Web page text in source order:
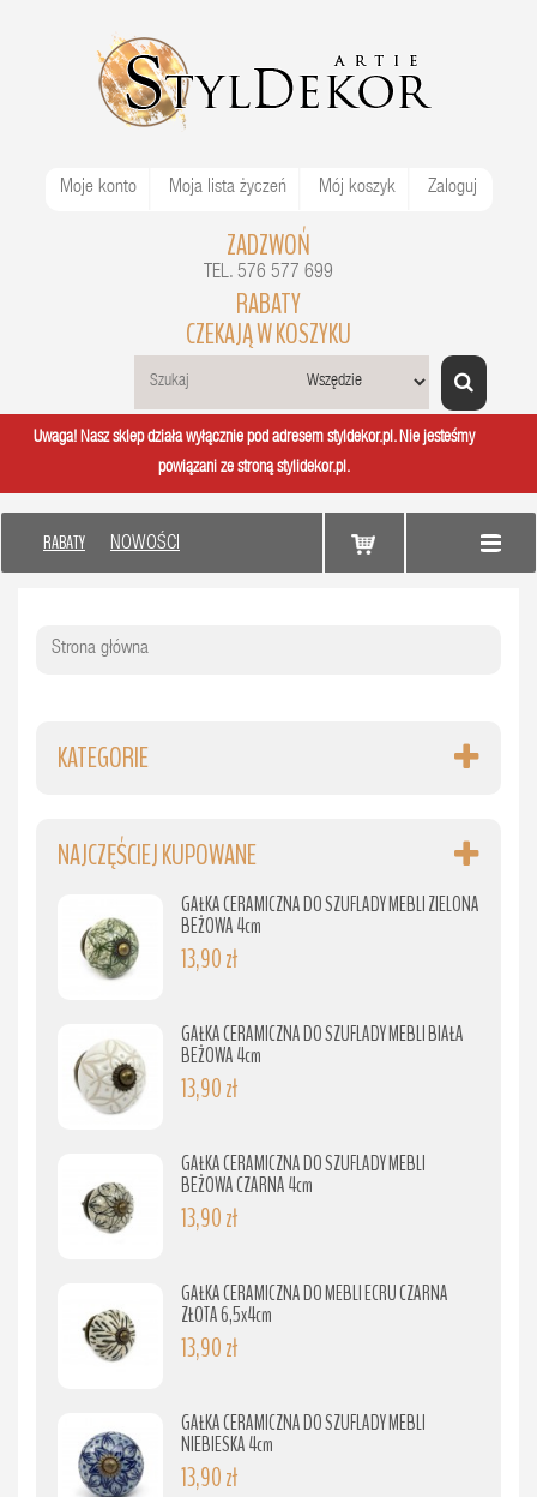
Moje konto Moja lista życzeń Mój koszyk Zaloguj
ZADZWOŃ
TEL. 576 577 699
RABATY
CZEKAJĄ W KOSZYKU
Uwaga! Nasz sklep działa wyłącznie pod adresem styldekor.pl. Nie jesteśmy
powiązani ze stroną stylidekor.pl.
RABATY NOWOŚCI
Strona główna
KATEGORIE
NAJCZĘŚCIEJ KUPOWANE
GAŁKA CERAMICZNA DO SZUFLADY MEBLI ZIELONA
BEŻOWA 4cm
13,90 zł
GAŁKA CERAMICZNA DO SZUFLADY MEBLI BIAŁA
BEŻOWA 4cm
13,90 zł
GAŁKA CERAMICZNA DO SZUFLADY MEBLI
BEŻOWA CZARNA 4cm
13,90 zł
GAŁKA CERAMICZNA DO MEBLI ECRU CZARNA
ZŁOTA 6,5x4cm
13,90 zł
GAŁKA CERAMICZNA DO SZUFLADY MEBLI
NIEBIESKA 4cm
13,90 zł